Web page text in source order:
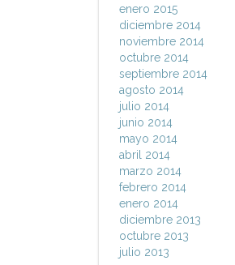
enero 2015
diciembre 2014
noviembre 2014
octubre 2014
septiembre 2014
agosto 2014
julio 2014
junio 2014
mayo 2014
abril 2014
marzo 2014
febrero 2014
enero 2014
diciembre 2013
octubre 2013
julio 2013